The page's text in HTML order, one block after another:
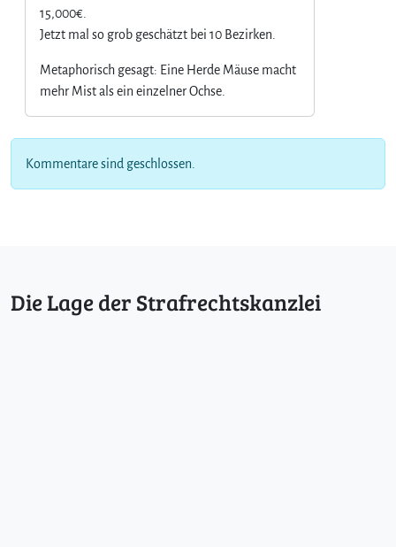
15,000€.
Jetzt mal so grob geschätzt bei 10 Bezirken.
Metaphorisch gesagt: Eine Herde Mäuse macht
mehr Mist als ein einzelner Ochse.
Kommentare sind geschlossen.
Die Lage der Strafrechtskanzlei